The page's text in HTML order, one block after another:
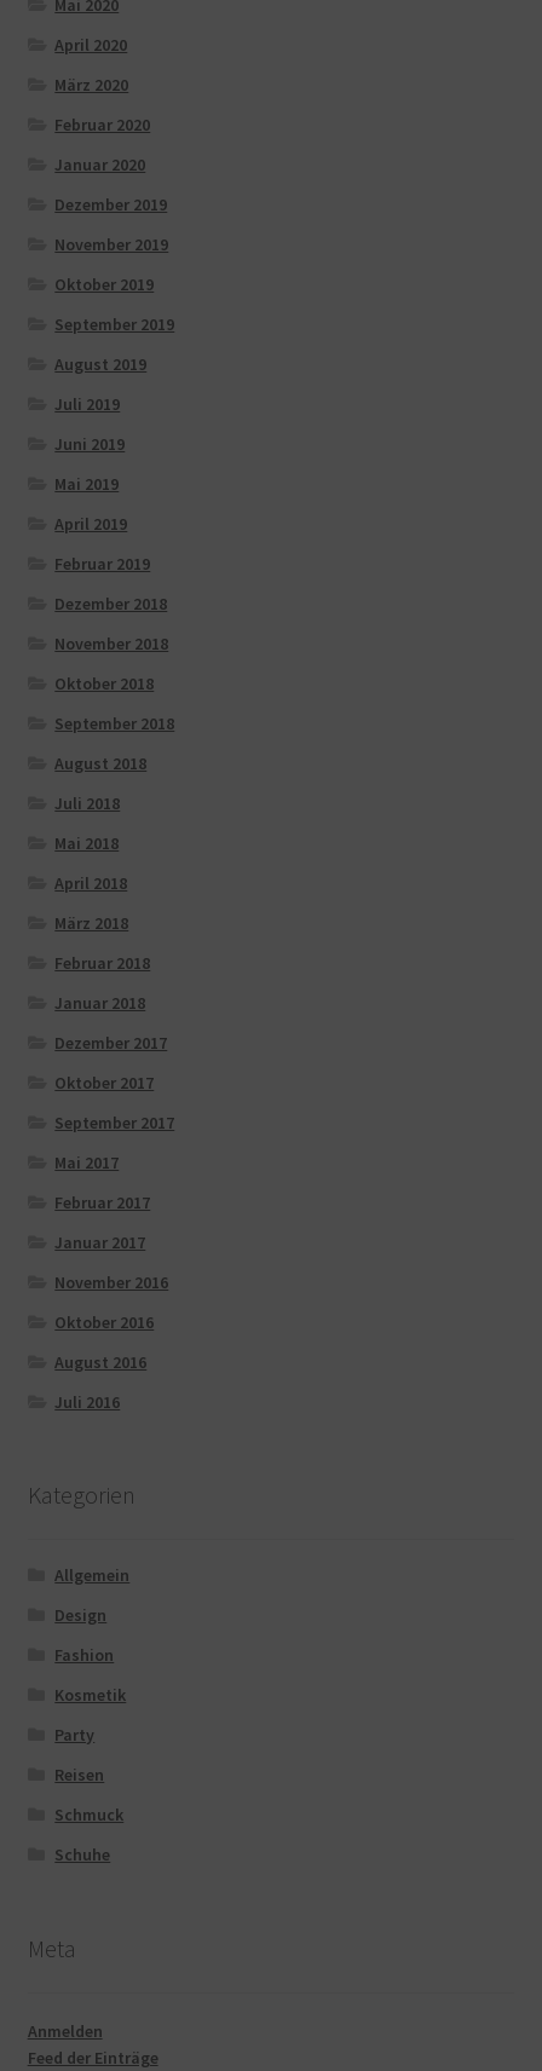
April 2020
März 2020
Februar 2020
Januar 2020
Dezember 2019
November 2019
Oktober 2019
September 2019
August 2019
Juli 2019
Juni 2019
Mai 2019
April 2019
Februar 2019
Dezember 2018
November 2018
Oktober 2018
September 2018
August 2018
Juli 2018
Mai 2018
April 2018
März 2018
Februar 2018
Januar 2018
Dezember 2017
Oktober 2017
September 2017
Mai 2017
Februar 2017
Januar 2017
November 2016
Oktober 2016
August 2016
Juli 2016
Kategorien
Allgemein
Design
Fashion
Kosmetik
Party
Reisen
Schmuck
Schuhe
Meta
Anmelden
Feed der Einträge